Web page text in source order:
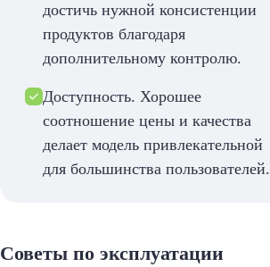
достичь нужной консистенции
продуктов благодаря
дополнительному контролю.
Доступность. Хорошее
соотношение цены и качества
делает модель привлекательной
для большинства пользователей.
Советы по эксплуатации